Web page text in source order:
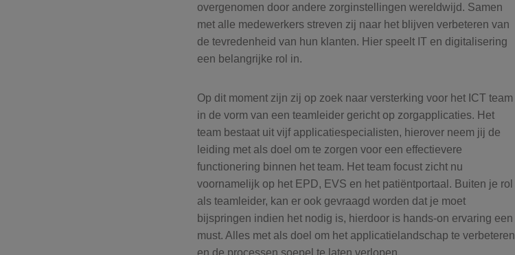
overgenomen door andere zorginstellingen wereldwijd. Samen
met alle medewerkers streven zij naar het blijven verbeteren van
de tevredenheid van hun klanten. Hier speelt IT en digitalisering
een belangrijke rol in.
Op dit moment zijn zij op zoek naar versterking voor het ICT team
in de vorm van een teamleider gericht op zorgapplicaties. Het
team bestaat uit vijf applicatiespecialisten, hierover neem jij de
leiding met als doel om te zorgen voor een effectievere
functionering binnen het team. Het team focust zicht nu
voornamelijk op het EPD, EVS en het patiëntportaal. Buiten je rol
als teamleider, kan er ook gevraagd worden dat je moet
bijspringen indien het nodig is, hierdoor is hands-on ervaring een
must. Alles met als doel om het applicatielandschap te verbeteren
en de processen soepel te laten verlopen.